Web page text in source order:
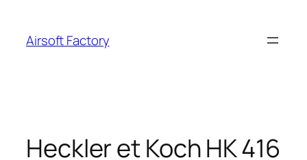
contenu
Airsoft Factory
Heckler et Koch HK 416